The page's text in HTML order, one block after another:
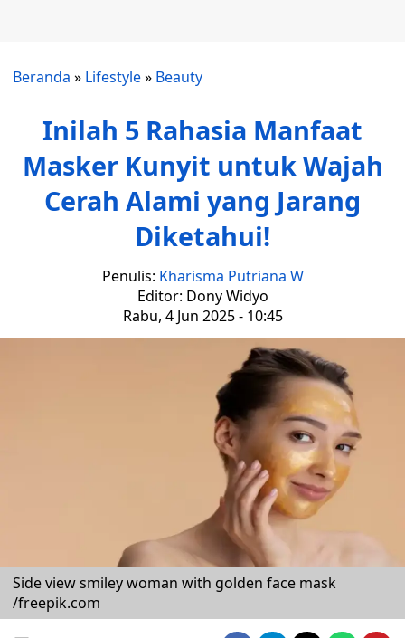
Beranda » Lifestyle» Beauty
Inilah 5 Rahasia Manfaat
Masker Kunyit untuk Wajah
Cerah Alami yang Jarang
Diketahui!
Penulis: Kharisma Putriana W
Editor: Dony Widyo
Rabu, 4 Jun 2025 - 10:45
Side view smiley woman with golden face mask
/freepik.com